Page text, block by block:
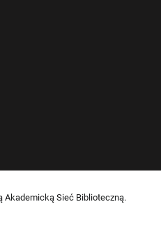
Akademicką Sieć Biblioteczną.